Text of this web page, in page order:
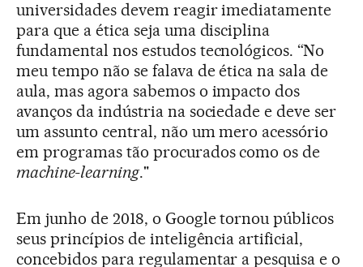
universidades devem reagir imediatamente
para que a ética seja uma disciplina
fundamental nos estudos tecnológicos. “No
meu tempo não se falava de ética na sala de
aula, mas agora sabemos o impacto dos
avanços da indústria na sociedade e deve ser
um assunto central, não um mero acessório
em programas tão procurados como os de
machine-learning."
Em junho de 2018, o Google tornou públicos
seus princípios de inteligência artificial,
concebidos para regulamentar a pesquisa e o